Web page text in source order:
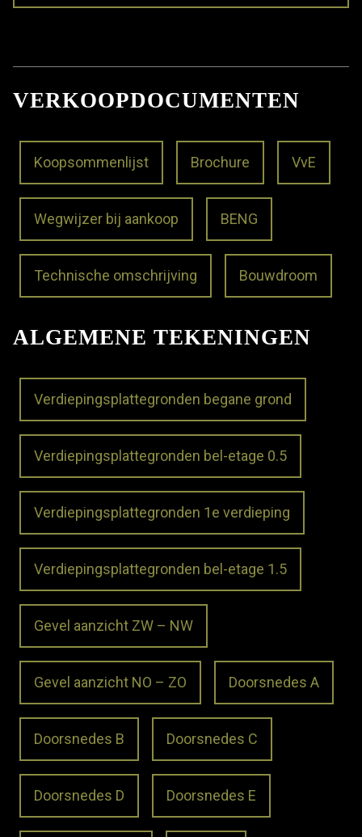
VERKOOPDOCUMENTEN
Koopsommenlijst Brochure VvE
Wegwijzer bij aankoop BENG
Technische omschrijving Bouwdroom
ALGEMENE TEKENINGEN
Verdiepingsplattegronden begane grond
Verdiepingsplattegronden bel-etage 0.5
Verdiepingsplattegronden 1e verdieping
Verdiepingsplattegronden bel-etage 1.5
Gevel aanzicht ZW – NW
Gevel aanzicht NO – ZO Doorsnedes A
Doorsnedes B Doorsnedes C
Doorsnedes D Doorsnedes E